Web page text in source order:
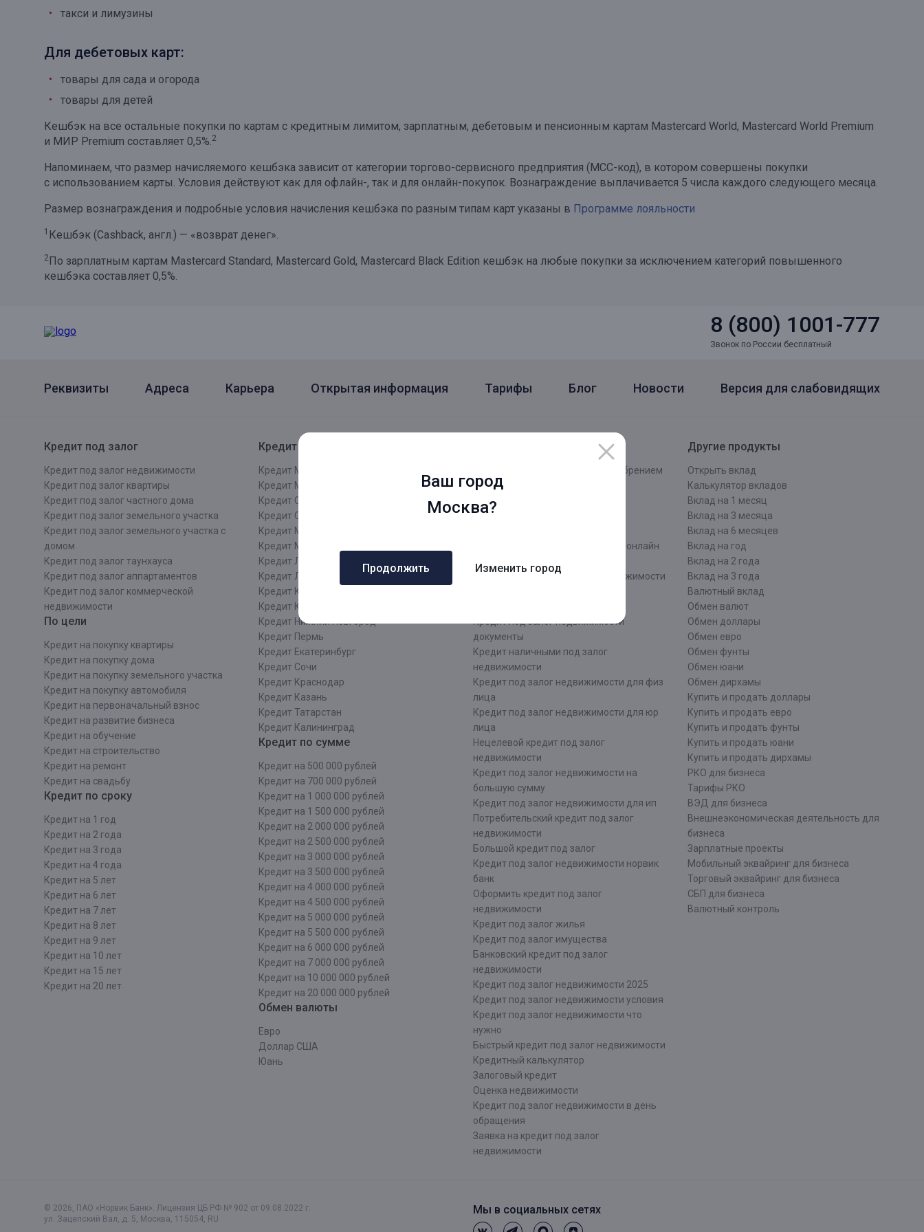
Ваш город
Москва?
Продолжить Изменить город
Онлайн
Все вклады
Удаленная идентификация
Мобильное приложение
Все сервисы
такси и лимузины
Для дебетовых карт:
товары для сада и огорода
товары для детей
Кешбэк на все остальные покупки по картам с кредитным лимитом, зарплатным, дебетовым и пенсионным картам Mastercard World, Mastercard World Premium
и МИР Premium составляет 0,5%.2
Напоминаем, что размер начисляемого кешбэка зависит от категории торгово-сервисного предприятия (МСС-код), в котором совершены покупки
с использованием карты. Условия действуют как для офлайн-, так и для онлайн-покупок. Вознаграждение выплачивается 5 числа каждого следующего месяца.
Размер вознаграждения и подробные условия начисления кешбэка по разным типам карт указаны в Программе лояльности
1 Кешбэк (Cashback, англ.) — «возврат денег».
2По зарплатным картам Mastercard Standard, Mastercard Gold, Mastercard Black Edition кешбэк на любые покупки за исключением категорий повышенного
кешбэка составляет 0,5%.
8 (800) 1001-777
Звонок по России бесплатный
Реквизиты Адреса Карьера Открытая информация Тарифы Блог Новости Версия для слабовидящих
Кредит под залог
Кредит под залог недвижимости
Кредит под залог квартиры
Кредит под залог частного дома
Кредит под залог земельного участка
Кредит под залог земельного участка с
домом
Кредит под залог таунхауса
Кредит под залог аппартаментов
Кредит под залог коммерческой
недвижимости
По цели
Кредит на покупку квартиры
Кредит на покупку дома
Кредит на покупку земельного участка
Кредит на покупку автомобиля
Кредит на первоначальный взнос
Кредит на развитие бизнеса
Кредит на обучение
Кредит на строительcтво
Кредит на ремонт
Кредит на свадьбу
Кредит по сроку
Кредит на 1 год
Кредит на 2 года
Кредит на 3 года
Кредит на 4 года
Кредит на 5 лет
Кредит на 6 лет
Кредит на 7 лет
Кредит на 8 лет
Кредит на 9 лет
Кредит на 10 лет
Кредит на 15 лет
Кредит на 20 лет
Кредит по городам
Кредит Москва
Кредит МСК
Кредит Санкт - Петербург
Кредит СПБ
Кредит Московская область
Кредит МО
Кредит Ленинградская область
Кредит ЛО
Кредит Киров
Кредит Кировская область
Кредит Нижний Новгород
Кредит Пермь
Кредит Екатеринбург
Кредит Сочи
Кредит Краснодар
Кредит Казань
Кредит Татарстан
Кредит Калининград
Кредит по сумме
Кредит на 500 000 рублей
Кредит на 700 000 рублей
Кредит на 1 000 000 рублей
Кредит на 1 500 000 рублей
Кредит на 2 000 000 рублей
Кредит на 2 500 000 рублей
Кредит на 3 000 000 рублей
Кредит на 3 500 000 рублей
Кредит на 4 000 000 рублей
Кредит на 4 500 000 рублей
Кредит на 5 000 000 рублей
Кредит на 5 500 000 рублей
Кредит на 6 000 000 рублей
Кредит на 7 000 000 рублей
Кредит на 10 000 000 рублей
Кредит на 20 000 000 рублей
Обмен валюты
Евро
Доллар США
Юань
Дополнительные запросы
Кредит под залог с быстрым одобрением
Деньги под залог недвижимости
Займ под залог недвижимости
Рефинансирование под залог
Кредит под залог недвижимости онлайн
Срочный кредит под залог недвижимости
Кредит под залог недвижимости
документы
Кредит наличными под залог
недвижимости
Кредит под залог недвижимости для физ
лица
Кредит под залог недвижимости для юр
лица
Нецелевой кредит под залог
недвижимости
Кредит под залог недвижимости на
большую сумму
Кредит под залог недвижимости для ип
Потребительский кредит под залог
недвижимости
Большой кредит под залог
Кредит под залог недвижимости норвик
банк
Оформить кредит под залог
недвижимости
Кредит под залог жилья
Кредит под залог имущества
Банковский кредит под залог
недвижимости
Кредит под залог недвижимости 2025
Кредит под залог недвижимости условия
Кредит под залог недвижимости что
нужно
Быстрый кредит под залог недвижимости
Кредитный калькулятор
Залоговый кредит
Оценка недвижимости
Кредит под залог недвижимости в день
обращения
Заявка на кредит под залог
недвижимости
Другие продукты
Открыть вклад
Калькулятор вкладов
Вклад на 1 месяц
Вклад на 3 месяца
Вклад на 6 месяцев
Вклад на год
Вклад на 2 года
Вклад на 3 года
Валютный вклад
Обмен валют
Обмен доллары
Обмен евро
Обмен фунты
Обмен юани
Обмен дирхамы
Купить и продать доллары
Купить и продать евро
Купить и продать фунты
Купить и продать юани
Купить и продать дирхамы
РКО для бизнеса
Тарифы РКО
ВЭД для бизнеса
Внешнеэкономическая деятельность для
бизнеса
Зарплатные проекты
Мобильный эквайринг для бизнеса
Торговый эквайринг для бизнеса
СБП для бизнеса
Валютный контроль
© 2026, ПАО «Норвик Банк». Лицензия ЦБ РФ № 902 от 09.08.2022 г.
ул. Зацепский Вал, д. 5, Москва, 115054, RU
Мы в социальных сетях